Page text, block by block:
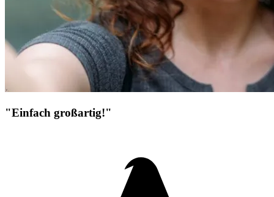
"Einfach großartig!"